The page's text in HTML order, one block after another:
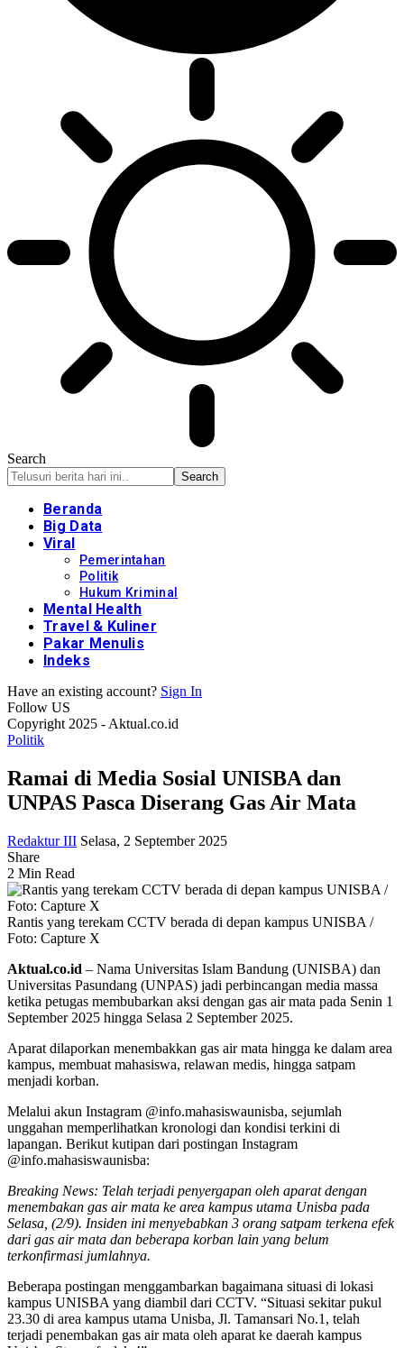
Search
Beranda
Big Data
Viral
Pemerintahan
Politik
Hukum Kriminal
Mental Health
Travel & Kuliner
Pakar Menulis
Indeks
Have an existing account? Sign In
Follow US
Copyright 2025 - Aktual.co.id
Politik
Ramai di Media Sosial UNISBA dan
UNPAS Pasca Diserang Gas Air Mata
Redaktur III Selasa, 2 September 2025
Share
2 Min Read
Rantis yang terekam CCTV berada di depan kampus UNISBA /
Foto: Capture X
Aktual.co.id – Nama Universitas Islam Bandung (UNISBA) dan
Universitas Pasundang (UNPAS) jadi perbincangan media massa
ketika petugas membubarkan aksi dengan gas air mata pada Senin 1
September 2025 hingga Selasa 2 September 2025.
Aparat dilaporkan menembakkan gas air mata hingga ke dalam area
kampus, membuat mahasiswa, relawan medis, hingga satpam
menjadi korban.
Melalui akun Instagram @info.mahasiswaunisba, sejumlah
unggahan memperlihatkan kronologi dan kondisi terkini di
lapangan. Berikut kutipan dari postingan Instagram
@info.mahasiswaunisba:
Breaking News: Telah terjadi penyergapan oleh aparat dengan
menembakan gas air mata ke area kampus utama Unisba pada
Selasa, (2/9). Insiden ini menyebabkan 3 orang satpam terkena efek
dari gas air mata dan beberapa korban lain yang belum
terkonfirmasi jumlahnya.
Beberapa postingan menggambarkan bagaimana situasi di lokasi
kampus UNISBA yang diambil dari CCTV. “Situasi sekitar pukul
23.30 di area kampus utama Unisba, Jl. Tamansari No.1, telah
terjadi penembakan gas air mata oleh aparat ke daerah kampus